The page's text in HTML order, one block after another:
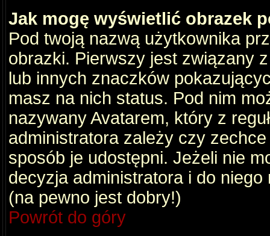
Jak mogę wyświetlić obrazek
Pod twoją nazwą użytkownika
obrazki. Pierwszy jest związany
lub innych znaczków
masz na nich status. Pod nim
nazywany Avatarem, który z
administratora zależy czy
sposób je udostępni. Jeżeli nie
decyzja administratora i do
(na pewno jest dobry!)
Powrót do góry